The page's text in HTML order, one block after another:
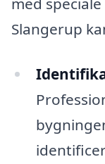
Slangerup